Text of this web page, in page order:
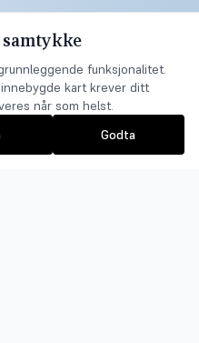
funksjonalitet.
kart krever ditt
når som helst.
Godta